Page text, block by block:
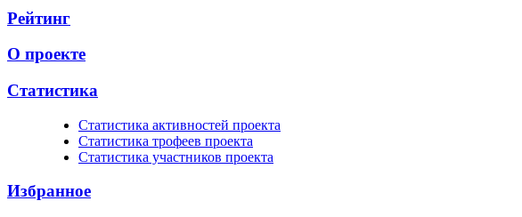
Рейтинг
О проекте
Статистика
Cтатистика активностей проекта
Cтатистика трофеев проекта
Cтатистика участников проекта
Избранное